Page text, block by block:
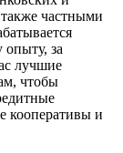
частными
за
лучшие
чтобы
кооперативы и